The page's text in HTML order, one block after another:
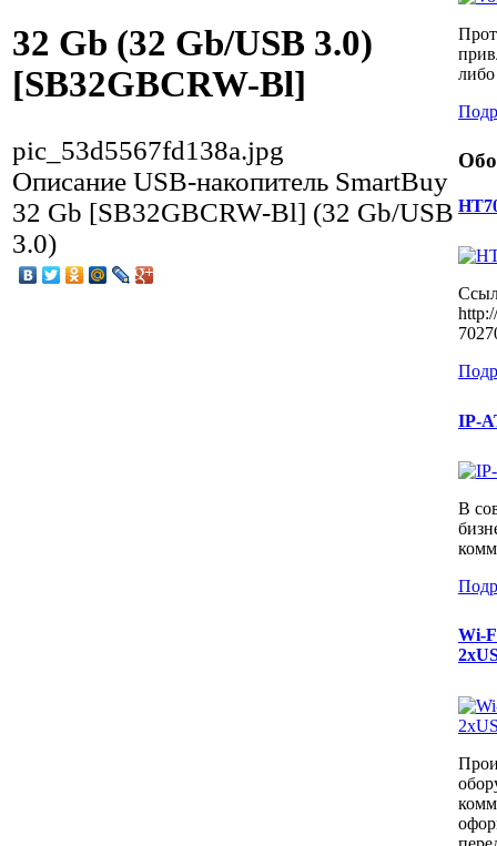
32 Gb (32 Gb/USB 3.0)
[SB32GBCRW-Bl]
pic_53d5567fd138a.jpg
Описание USB-накопитель SmartBuy
32 Gb [SB32GBCRW-Bl] (32 Gb/USB
3.0)
либо
IP-
В
Wi-